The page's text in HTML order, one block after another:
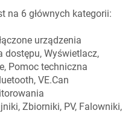
na 6 głównych kategorii:
urządzenia
dostępu, Wyświetlacz,
Pomoc techniczna
VE.Can
Zbiorniki, PV, Falowniki,